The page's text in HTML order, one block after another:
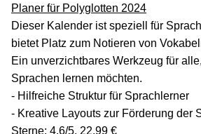
Planer für Polyglotten 2024
Dieser Kalender ist speziell für
bietet Platz zum Notieren von
Ein unverzichtbares Werkzeug für
Sprachen lernen möchten.
- Hilfreiche Struktur für Sprachlerner
- Kreative Layouts zur Förderung der
Sterne: 4.6/5, 22,99 €